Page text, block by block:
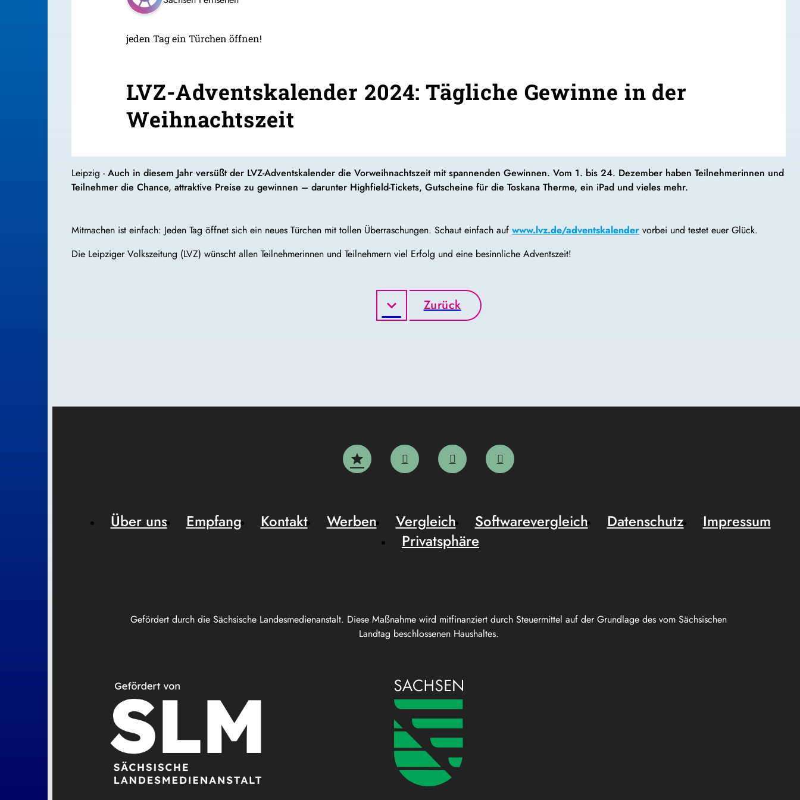
jeden Tag ein Türchen öffnen!
LVZ-Adventskalender 2024: Tägliche Gewinne in der
Weihnachtszeit
Leipzig -Auch in diesem Jahr versüßt der LVZ-Adventskalender die Vorweihnachtszeit mit spannenden Gewinnen. Vom 1. bis 24. Dezember haben Teilnehmerinnen und
Teilnehmer die Chance, attraktive Preise zu gewinnen – darunter Highfield-Tickets, Gutscheine für die Toskana Therme, ein iPad und vieles mehr.
Mitmachen ist einfach: Jeden Tag öffnet sich ein neues Türchen mit tollen Überraschungen. Schaut einfach auf www.lvz.de/adventskalender vorbei und testet euer Glück.
Die Leipziger Volkszeitung (LVZ) wünscht allen Teilnehmerinnen und Teilnehmern viel Erfolg und eine besinnliche Adventszeit!
Zurück
Gefördert durch die Sächsische Landesmedienanstalt. Diese Maßnahme wird mitfinanziert durch Steuermittel auf der Grundlage des vom Sächsischen
Landtag beschlossenen Haushaltes.
Über uns Empfang Kontakt Werben Vergleich Softwarevergleich Datenschutz
Impressum
Privatsphäre